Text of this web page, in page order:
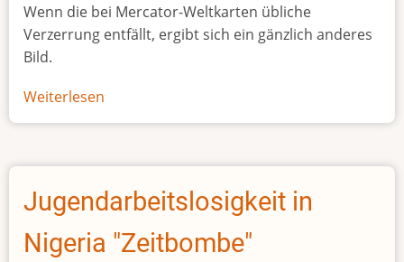
Wenn die bei Mercator-Weltkarten übliche
Verzerrung entfällt, ergibt sich ein gänzlich anderes
Bild.
Weiterlesen
Afrikas
Größe
Jugendarbeitslosigkeit in
Nigeria "Zeitbombe"